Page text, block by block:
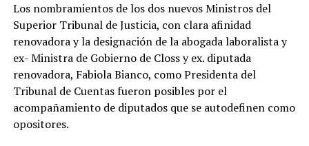
Los nombramientos de los dos nuevos Ministros del
Superior Tribunal de Justicia, con clara afinidad
renovadora y la designación de la abogada laboralista y
ex- Ministra de Gobierno de Closs y ex. diputada
renovadora, Fabiola Bianco, como Presidenta del
Tribunal de Cuentas fueron posibles por el
acompañamiento de diputados que se autodefinen como
opositores.